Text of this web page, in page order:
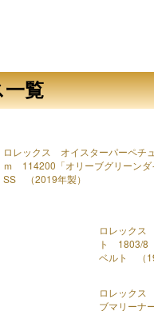
一覧
ロレックス オイスターパーペチ
ｍ 114200「オリーブグリーン
SS （2019年製）
ロレックス
ト 1803/
ベルト （
ロレック
ブマリーナ